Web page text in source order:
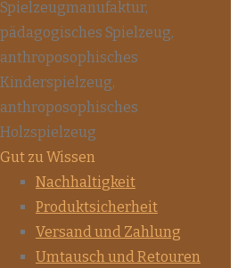
Gut zu Wissen
Nachhaltigkeit
Produktsicherheit
Versand und Zahlung
Umtausch und Retouren